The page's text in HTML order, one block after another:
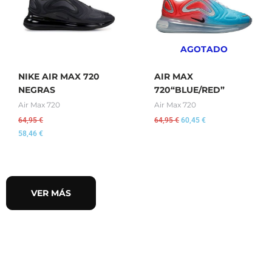
NIKE AIR MAX 720
NEGRAS
Air Max 720
64,95€
58,46 €
AGOTADO
AIR MAX
720“BLUE/RED”
Air Max 720
64,95€ 60,45 €
VER MÁS